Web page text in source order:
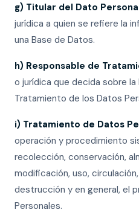
g) Titular del Dato
jurídica a quien se refiere la
una Base de Datos.
h) Responsable de
o jurídica que decida sobre
Tratamiento de los Datos
i) Tratamiento de Datos
operación y procedimiento
recolección, conservación,
modificación, uso,
destrucción y en general, el
Personales.